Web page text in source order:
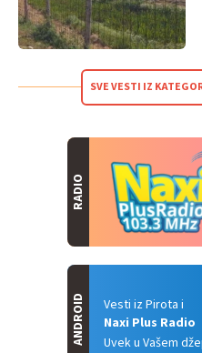
SVE VESTI IZ
RADIO
Vesti iz Pirota i
Naxi Plus Radio
Uvek u Vašem
ANDROID